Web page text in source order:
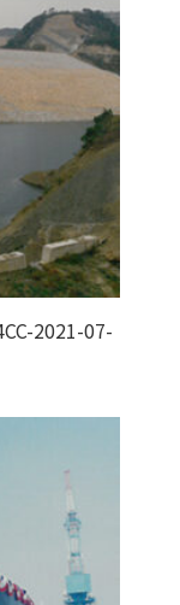
2021-07-